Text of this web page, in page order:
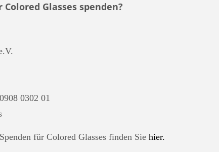
Glasses spenden?
0302 01
für Colored Glasses finden Sie hier.